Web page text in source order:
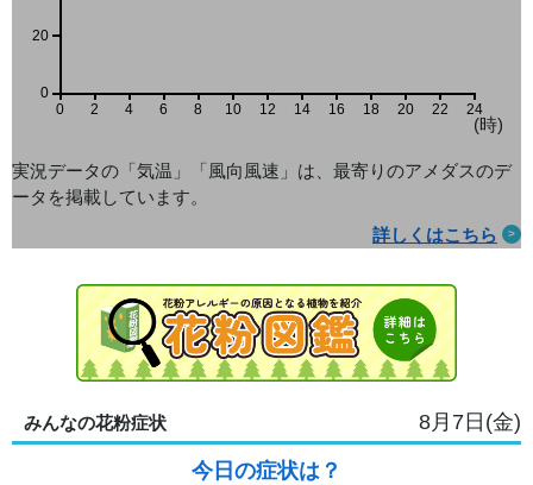
0 2 4 6 8 10 12 14 16 18 20 22 24
(時)
0
20
実況データの「気温」「風向風速」は、最寄りのアメダスのデ
ータを掲載しています。
詳しくはこちら
みんなの花粉症状 8月7日(金)
今日の症状は？